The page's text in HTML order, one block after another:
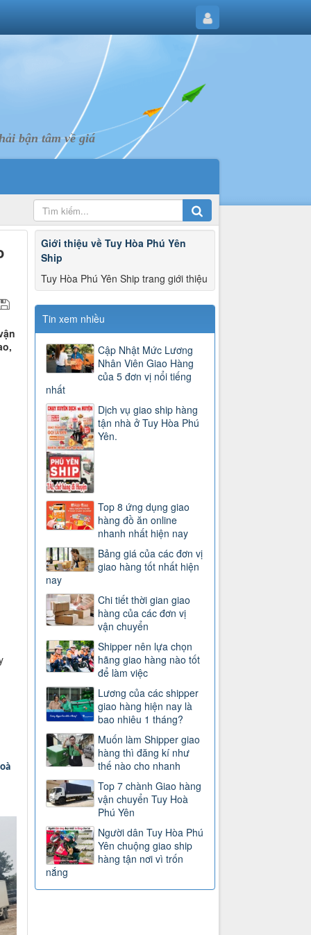
bận tâm về giá
Giới thiệu về Tuy Hòa Phú Yên
Ship
Tuy Hòa Phú Yên Ship trang giới thiệu
Tin xem nhiều
Cập Nhật Mức Lương
Nhân Viên Giao Hàng
của 5 đơn vị nổi tiếng
nhất
Dịch vụ giao ship hàng
tận nhà ở Tuy Hòa Phú
Yên.
Top 8 ứng dụng giao
hàng đồ ăn online
nhanh nhất hiện nay
Bảng giá của các đơn vị
giao hàng tốt nhất hiện
nay
Chi tiết thời gian giao
hàng của các đơn vị
vận chuyển
Shipper nên lựa chọn
hãng giao hàng nào tốt
để làm việc
Lương của các shipper
giao hàng hiện nay là
bao nhiêu 1 tháng?
Muốn làm Shipper giao
hàng thì đăng kí như
thế nào cho nhanh
Top 7 chành Giao hàng
vận chuyển Tuy Hoà
Phú Yên
Người dân Tuy Hòa Phú
Yên chuộng giao ship
hàng tận nơi vì trốn
nắng